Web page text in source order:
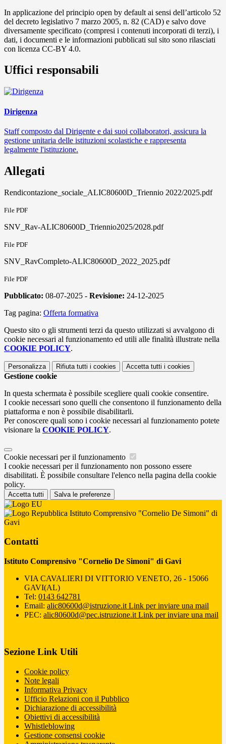
In applicazione del principio open by default ai sensi dell’articolo 52
del decreto legislativo 7 marzo 2005, n. 82 (CAD) e salvo dove
diversamente specificato (compresi i contenuti incorporati di terzi), i
dati, i documenti e le informazioni pubblicati sul sito sono rilasciati
con licenza CC-BY 4.0.
Uffici responsabili
Dirigenza
Staff composto dal Dirigente e dai suoi collaboratori, assicura la
gestione unitaria delle istituzioni scolastiche e rappresenta
legalmente l'istituzione.
Allegati
Rendicontazione_sociale_ALIC80600D_Triennio 2022/2025.pdf
File PDF
SNV_Rav-ALIC80600D_Triennio2025/2028.pdf
File PDF
SNV_RavCompleto-ALIC80600D_2022_2025.pdf
File PDF
Pubblicato: 08-07-2025 - Revisione: 24-12-2025
Tag pagina: Offerta formativa
Questo sito o gli strumenti terzi da questo utilizzati si avvalgono di
cookie necessari al funzionamento ed utili alle finalità illustrate nella
COOKIE POLICY.
Personalizza Rifiuta tutti i cookies Accetta tutti i cookies
Gestione cookie
In questa schermata è possibile scegliere quali cookie consentire.
I cookie necessari sono quelli che consentono il funzionamento della
piattaforma e non è possibile disabilitarli.
Per conoscere quali sono i cookie necessari al funzionamento potete
visionare la COOKIE POLICY.
Cookie necessari per il funzionamento
I cookie necessari per il funzionamento non possono essere
disabilitati. È possibile consultare l'elenco nella pagina della cookie
policy.
Accetta tutti Salva le preferenze
Istituto Comprensivo "Cornelio De Simoni" di
Gavi
Contatti
Istituto Comprensivo "Cornelio De Simoni" di Gavi
VIA CAVALIERI DI VITTORIO VENETO, 26 - 15066
GAVI(AL)
Tel: 0143 642781
Email: alic80600d@istruzione.it Link per inviare una mail
PEC: alic80600d@pec.istruzione.it Link per inviare una mail
Sezione Link Utili
Cookie policy
Note legali
Informativa Privacy
Ufficio Relazioni con il Pubblico
Dichiarazione di accessibilità
Obiettivi di accessibilità
Whistleblowing
Gestione consensi cookie